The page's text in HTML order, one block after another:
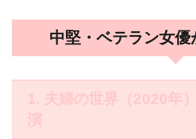
中堅・ベテラン女優
1. 夫婦の世界（2020年
演